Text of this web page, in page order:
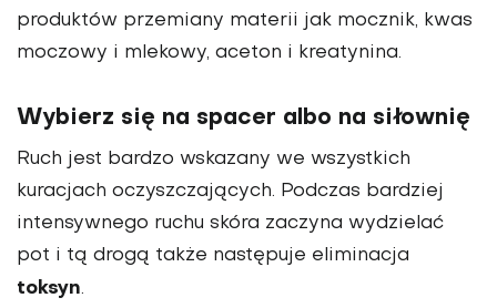
produktów przemiany materii jak mocznik, kwas
moczowy i mlekowy, aceton i kreatynina.
Wybierz się na spacer albo na siłownię
Ruch jest bardzo wskazany we wszystkich
kuracjach oczyszczających. Podczas bardziej
intensywnego ruchu skóra zaczyna wydzielać
pot i tą drogą także następuje eliminacja
toksyn.